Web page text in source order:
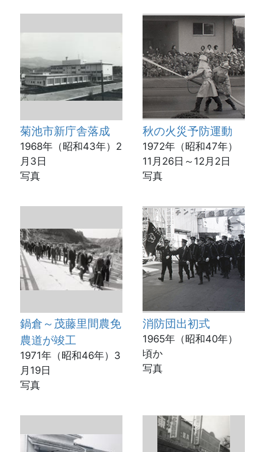
菊池市新庁舎落成
1968年（昭和43年）2
月3日
写真
秋の火災予防運動
1972年（昭和47年）
11月26日～12月2日
写真
鍋倉～茂藤里間農免
農道が竣工
1971年（昭和46年）3
月19日
写真
消防団出初式
1965年（昭和40年）
頃か
写真